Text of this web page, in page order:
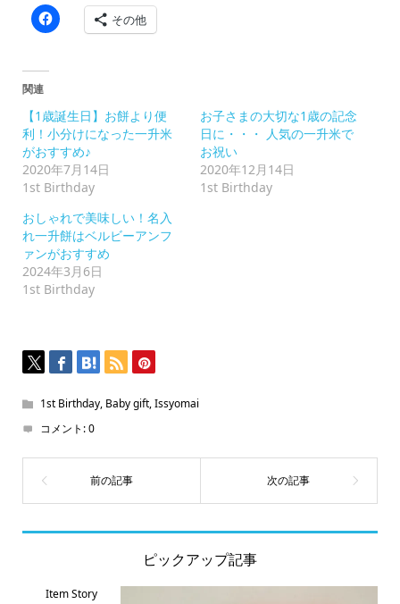
Facebook
で
ク
リ
ッ
ク
し
て
く
だ
い
(新
し
い
ウ
ィ
ン
ド
ま
す)
その他
関連
【1歳誕生日】お餅より便
利！小分けになった一升米
がおすすめ♪
2020年7月14日
1st Birthday
お子さまの大切な1歳の記念
日に・・・ 人気の一升米で
お祝い
2020年12月14日
1st Birthday
おしゃれで美味しい！名入
れ一升餅はベルビーアンフ
ァンがおすすめ
2024年3月6日
1st Birthday
1st Birthday, Baby gift,Issyomai
コメント:0
ピックアップ記事
Item Story